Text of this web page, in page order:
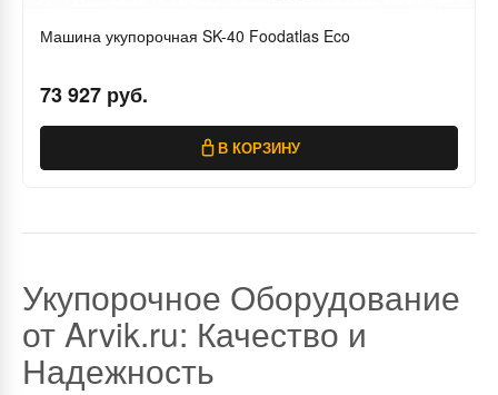
Машина укупорочная SK-40 Foodatlas Eco
73 927 руб.
В КОРЗИНУ
Укупорочное Оборудование
от Arvik.ru: Качество и
Надежность